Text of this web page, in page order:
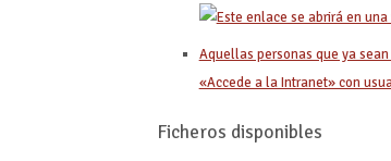
Aquellas personas que ya
«Accede a la Intranet» con
Ficheros disponibles